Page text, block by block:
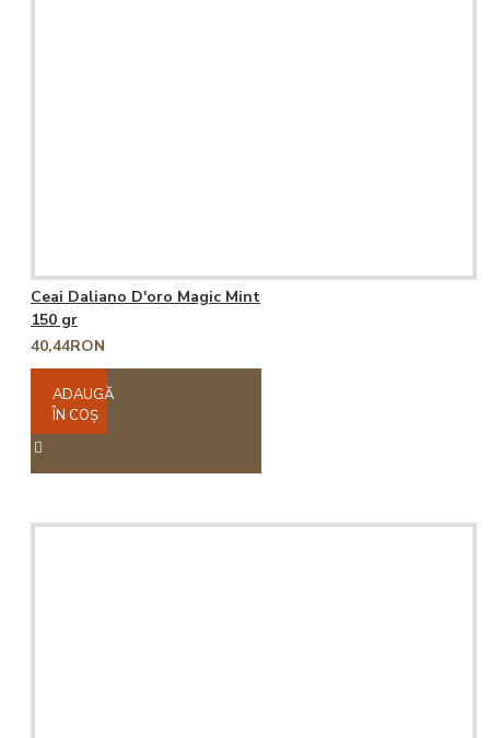
Ceai Daliano D'oro Magic Mint
150 gr
40,44RON
ADAUGĂ
ÎN COŞ